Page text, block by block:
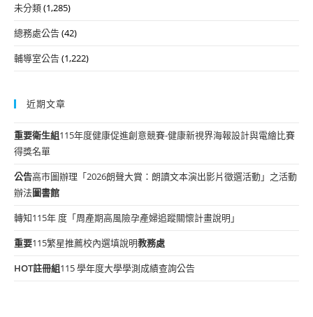
未分類(1,285)
總務處公告(42)
輔導室公告(1,222)
近期文章
重要衛生組115年度健康促進創意競賽-健康新視界海報設計與電繪比賽
得獎名單
公告高市圖辦理「2026朗聲大賞：朗讀文本演出影片徵選活動」之活動
辦法圖書館
轉知115年 度「周產期高風險孕產婦追蹤關懷計畫說明」
重要115繁星推薦校內選填說明教務處
HOT註冊組115 學年度大學學測成績查詢公告